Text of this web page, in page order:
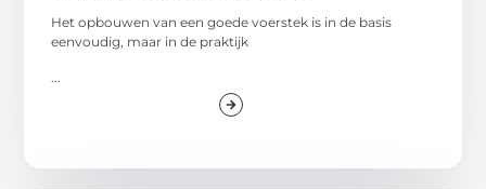
Het opbouwen van een goede voerstek is in de basis
eenvoudig, maar in de praktijk